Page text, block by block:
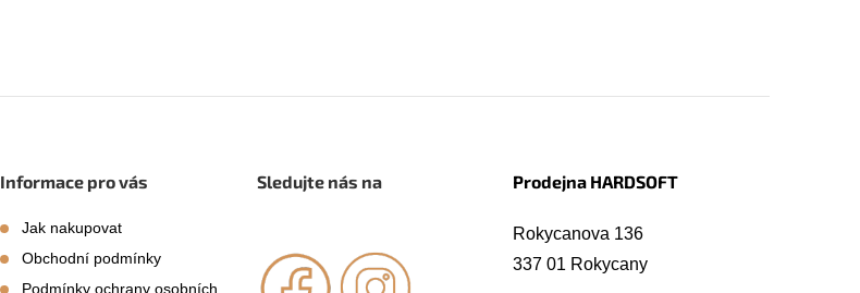
Informace pro vás
Jak nakupovat
Obchodní podmínky
Podmínky ochrany osobních
Sledujte nás na Prodejna HARDSOFT
Rokycanova 136
337 01 Rokycany